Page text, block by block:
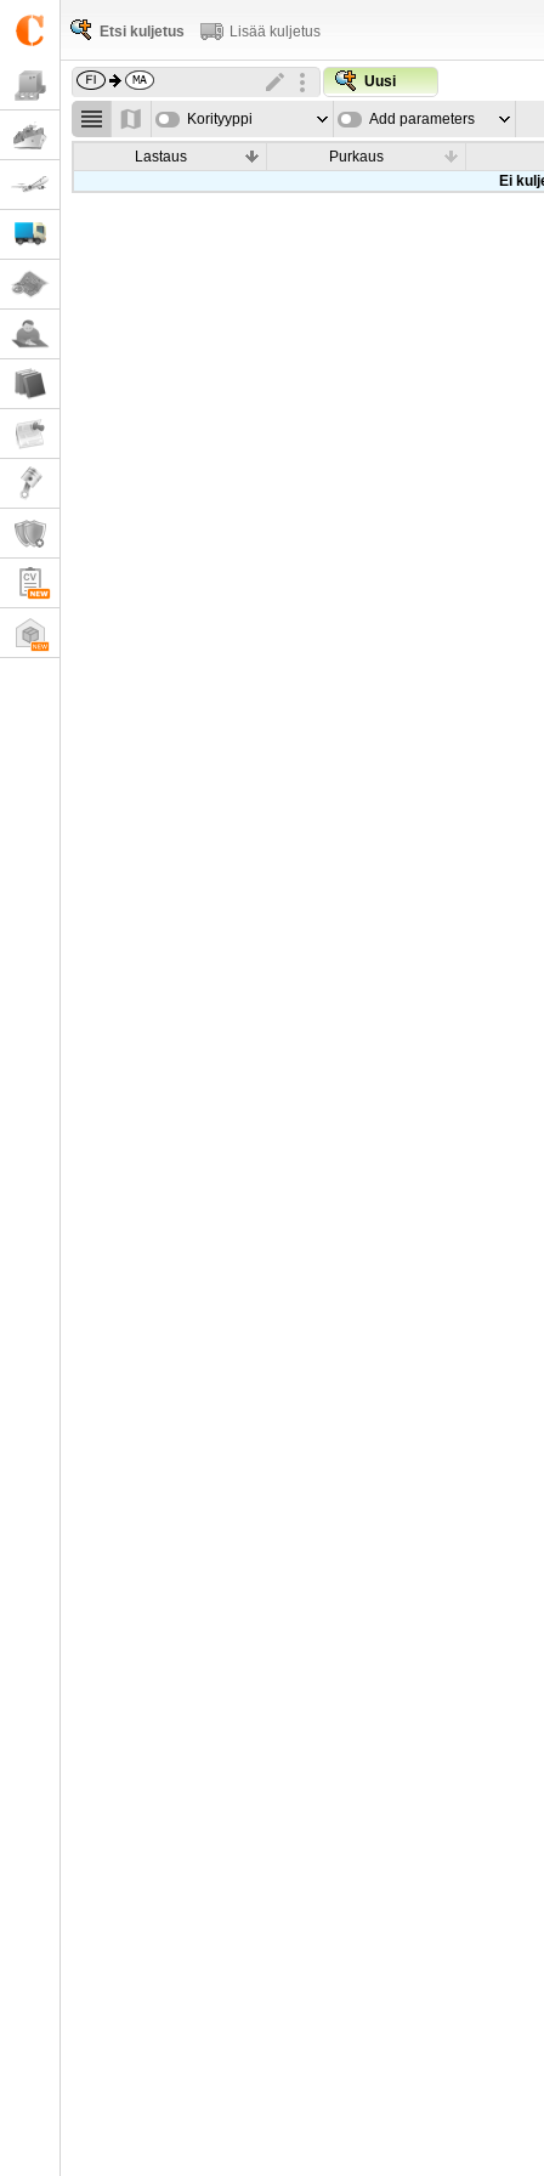
Etsi kuljetus Lisää kuljetus
Uusi
Korityyppi Add parameters
Lastaus
Purkaus
Ei